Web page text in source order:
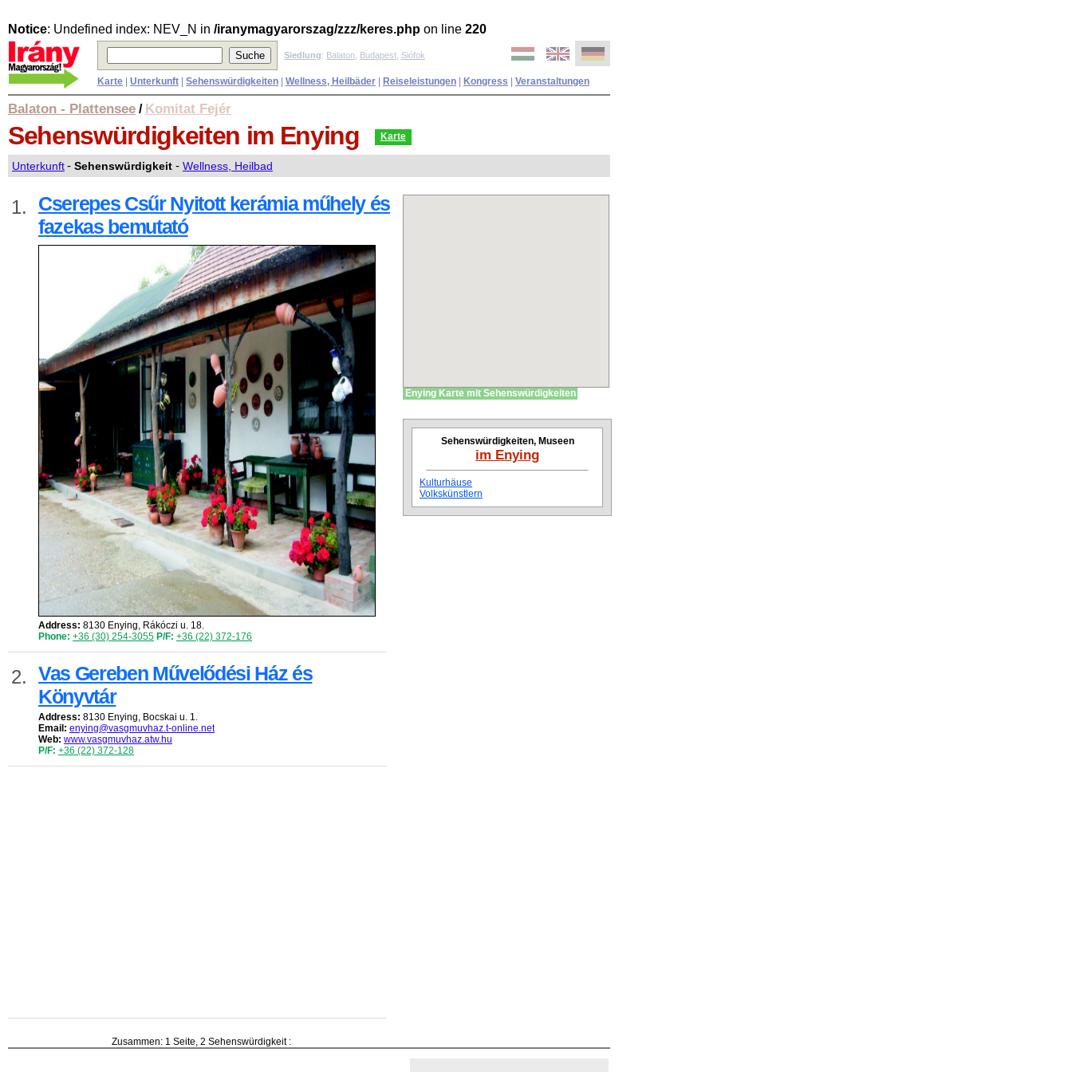
Notice: Undefined index: NEV_N in /iranymagyarorszag/zzz/keres.php on line 220
Siedlung: Balaton Budapest Siófok
Karte Unterkunft Sehenswürdigkeiten Wellness, Heilbäder Reiseleistungen Kongress Veranstaltungen
Balaton - Plattensee / Komitat Fejér
Sehenswürdigkeiten im Enying Karte
Unterkunft- Sehenswürdigkeit - Wellness, Heilbad
1.
Cserepes Csűr Nyitott kerámia műhely és
fazekas bemutató
Address: 8130 Enying, Rákóczi u. 18.
Phone: +36 (30) 254-3055 P/F: +36 (22) 372-176
2. Vas Gereben Művelődési Ház és
Könyvtár
Address: 8130 Enying, Bocskai u. 1.
Email: enying@vasgmuvhaz.t-online.net
Web: www.vasgmuvhaz.atw.hu
P/F: +36 (22) 372-128
Zusammen: 1 Seite, 2 Sehenswürdigkeit :
Enying Karte mit Sehenswürdigkeiten
Sehenswürdigkeiten, Museen
im Enying
Kulturhäuse
Volkskünstlern